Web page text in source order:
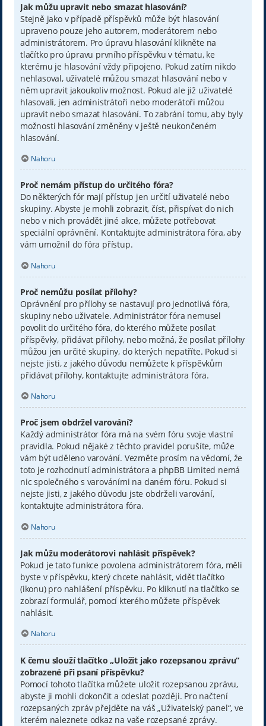
Jak můžu upravit nebo smazat hlasování?
Stejně jako v případě příspěvků může být hlasování
upraveno pouze jeho autorem, moderátorem nebo
administrátorem. Pro úpravu hlasování klikněte na
tlačítko pro úpravu prvního příspěvku v tématu, ke
kterému je hlasování vždy připojeno. Pokud zatím nikdo
nehlasoval, uživatelé můžou smazat hlasování nebo v
něm upravit jakoukoliv možnost. Pokud ale již uživatelé
hlasovali, jen administrátoři nebo moderátoři můžou
upravit nebo smazat hlasování. To zabrání tomu, aby byly
možnosti hlasování změněny v ještě neukončeném
hlasování.
Nahoru
Proč nemám přístup do určitého fóra?
Do některých fór mají přístup jen určití uživatelé nebo
skupiny. Abyste je mohli zobrazit, číst, přispívat do nich
nebo v nich provádět jiné akce, můžete potřebovat
speciální oprávnění. Kontaktujte administrátora fóra, aby
vám umožnil do fóra přístup.
Nahoru
Proč nemůžu posílat přílohy?
Oprávnění pro přílohy se nastavují pro jednotlivá fóra,
skupiny nebo uživatele. Administrátor fóra nemusel
povolit do určitého fóra, do kterého můžete posílat
příspěvky, přidávat přílohy, nebo možná, že posílat přílohy
můžou jen určité skupiny, do kterých nepatříte. Pokud si
nejste jisti, z jakého důvodu nemůžete k příspěvkům
přidávat přílohy, kontaktujte administrátora fóra.
Nahoru
Proč jsem obdržel varování?
Každý administrátor fóra má na svém fóru svoje vlastní
pravidla. Pokud nějaké z těchto pravidel porušíte, může
vám být uděleno varování. Vezměte prosím na vědomí, že
toto je rozhodnutí administrátora a phpBB Limited nemá
nic společného s varováními na daném fóru. Pokud si
nejste jisti, z jakého důvodu jste obdrželi varování,
kontaktujte administrátora fóra.
Nahoru
Jak můžu moderátorovi nahlásit příspěvek?
Pokud je tato funkce povolena administrátorem fóra, měli
byste v příspěvku, který chcete nahlásit, vidět tlačítko
(ikonu) pro nahlášení příspěvku. Po kliknutí na tlačítko se
zobrazí formulář, pomocí kterého můžete příspěvek
nahlásit.
Nahoru
K čemu slouží tlačítko „Uložit jako rozepsanou zprávu“
zobrazené při psaní příspěvku?
Pomocí tohoto tlačítka můžete uložit rozepsanou zprávu,
abyste ji mohli dokončit a odeslat později. Pro načtení
rozepsaných zpráv přejděte na váš „Uživatelský panel“, ve
kterém naleznete odkaz na vaše rozepsané zprávy.